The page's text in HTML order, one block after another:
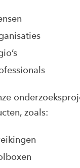
zoals: